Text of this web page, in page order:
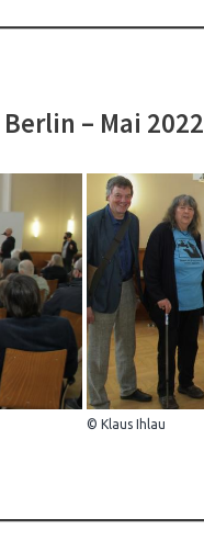
– Mai 2022
© Klaus Ihlau